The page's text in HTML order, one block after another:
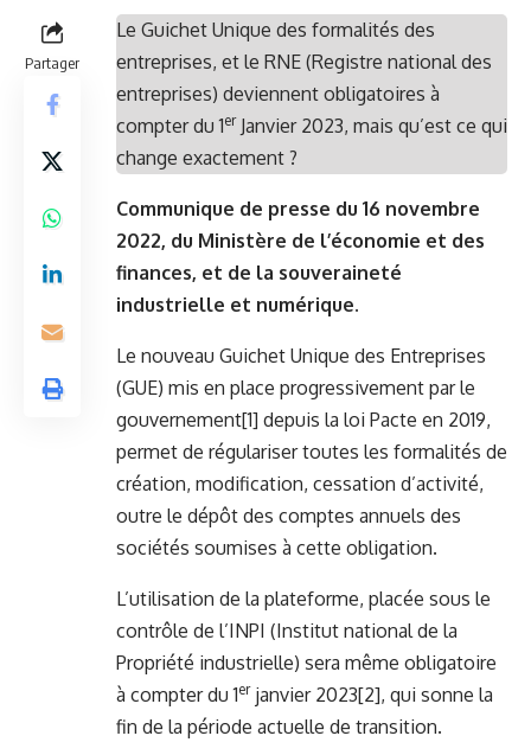
Partager
Le Guichet Unique des formalités des
entreprises, et le RNE (Registre national des
entreprises) deviennent obligatoires à
compter du 1erJanvier 2023, mais qu’est ce qui
change exactement ?
Communique de presse du 16 novembre
2022, du Ministère de l’économie et des
finances, et de la souveraineté
industrielle et numérique.
Le nouveau Guichet Unique des Entreprises
(GUE) mis en place progressivement par le
gouvernement[1] depuis la loi Pacte en 2019,
permet de régulariser toutes les formalités de
création, modification, cessation d’activité,
outre le dépôt des comptes annuels des
sociétés soumises à cette obligation.
L’utilisation de la plateforme, placée sous le
contrôle de l’INPI (Institut national de la
Propriété industrielle) sera même obligatoire
à compter du 1erjanvier 2023[2], qui sonne la
fin de la période actuelle de transition.